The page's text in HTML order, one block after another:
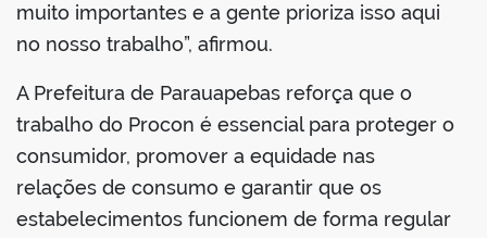
muito importantes e a gente prioriza isso aqui
no nosso trabalho”, afirmou.
A Prefeitura de Parauapebas reforça que o
trabalho do Procon é essencial para proteger o
consumidor, promover a equidade nas
relações de consumo e garantir que os
estabelecimentos funcionem de forma regular